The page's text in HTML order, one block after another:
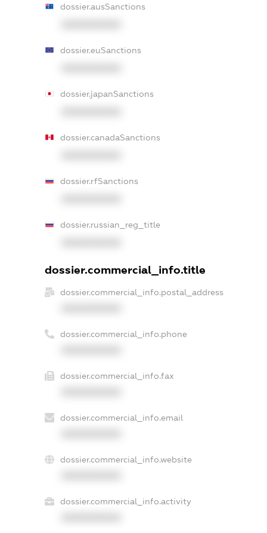
dossier.ausSanctions
dossier.euSanctions
dossier.japanSanctions
dossier.canadaSanctions
dossier.rfSanctions
dossier.russian_reg_title
dossier.commercial_info.title
dossier.commercial_info.postal_address
dossier.commercial_info.phone
dossier.commercial_info.fax
dossier.commercial_info.email
dossier.commercial_info.website
dossier.commercial_info.activity